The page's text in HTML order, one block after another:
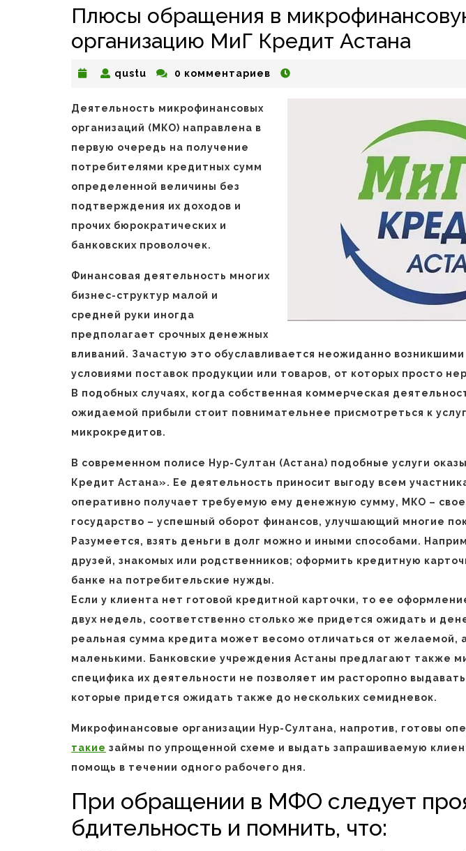
Плюсы обращения в
организацию МиГ Кредит Астана
qustu qustu0 комментариев
Деятельность микрофинансовых
организаций (МКО) направлена в
первую очередь на получение
потребителями кредитных сумм
определенной величины без
подтверждения их доходов и
прочих бюрократических и
банковских проволочек.
Финансовая деятельность многих
бизнес-структур малой и
средней руки иногда
предполагает срочных денежных
вливаний. Зачастую это обуславливается неожиданно
условиями поставок продукции или товаров, от которых просто
В подобных случаях, когда собственная коммерческая
ожидаемой прибыли стоит повнимательнее присмотреться к
микрокредитов.
В современном полисе Нур-Султан (Астана) подобные услуги
Кредит Астана». Ее деятельность приносит выгоду всем
оперативно получает требуемую ему денежную сумму, МКО –
государство – успешный оборот финансов, улучшающий многие
Разумеется, взять деньги в долг можно и иными способами.
друзей, знакомых или родственников; оформить кредитную
банке на потребительские нужды.
Если у клиента нет готовой кредитной карточки, то ее
двух недель, соответственно столько же придется ожидать и
реальная сумма кредита может весомо отличаться от желаемой,
маленькими. Банковские учреждения Астаны предлагают также
специфика их деятельности не позволяет им расторопно
которые придется ожидать также до нескольких семидневок.
Микрофинансовые организации Нур-Султана, напротив, готовы
такие займы по упрощенной схеме и выдать запрашиваемую
помощь в течении одного рабочего дня.
При обращении в МФО следует
бдительность и помнить, что: